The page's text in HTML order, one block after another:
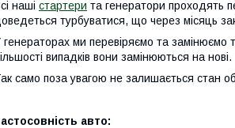
наші стартери та генератори проходять
турбуватися, що через місяць
генераторах ми перевіряємо та замінюємо
випадків вони замінюються на нові.
само поза увагою не залишається стан
авто: